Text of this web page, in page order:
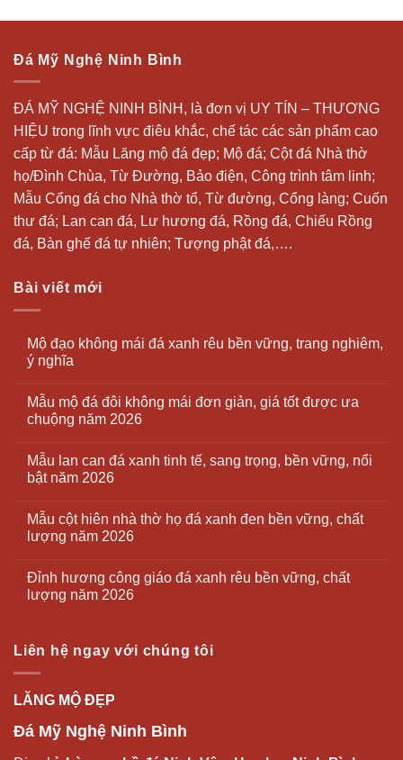
Đá Mỹ Nghệ Ninh Bình
ĐÁ MỸ NGHỆ NINH BÌNH, là đơn vị UY TÍN – THƯƠNG
HIỆU trong lĩnh vực điêu khắc, chế tác các sản phẩm cao
cấp từ đá: Mẫu Lăng mộ đá đẹp; Mộ đá; Cột đá Nhà thờ
họ/Đình Chùa, Từ Đường, Bảo điện, Công trình tâm linh;
Mẫu Cổng đá cho Nhà thờ tổ, Từ đường, Cổng làng; Cuốn
thư đá; Lan can đá, Lư hương đá, Rồng đá, Chiếu Rồng
đá, Bàn ghế đá tự nhiên; Tượng phật đá,….
Bài viết mới
Mộ đạo không mái đá xanh rêu bền vững, trang nghiêm,
ý nghĩa
Mẫu mộ đá đôi không mái đơn giản, giá tốt được ưa
chuộng năm 2026
Mẫu lan can đá xanh tinh tế, sang trọng, bền vững, nổi
bật năm 2026
Mẫu cột hiên nhà thờ họ đá xanh đen bền vững, chất
lượng năm 2026
Đỉnh hương công giáo đá xanh rêu bền vững, chất
lượng năm 2026
Liên hệ ngay với chúng tôi
LĂNG MỘ ĐẸP
Đá Mỹ Nghệ Ninh Bình